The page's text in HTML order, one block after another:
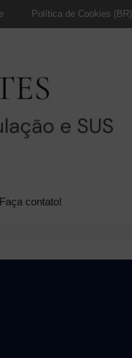
Política de Cookies (BR)
Faça contato!